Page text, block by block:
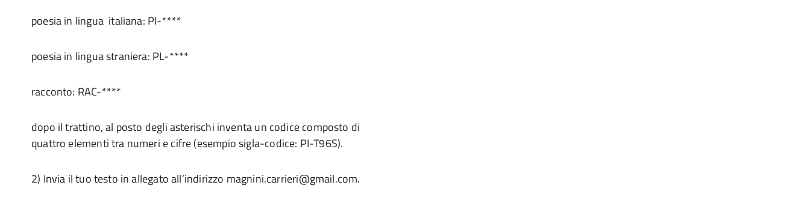
poesia in lingua italiana: PI-****
poesia in lingua straniera: PL-****
racconto: RAC-****
dopo il trattino, al posto degli asterischi inventa un codice composto di
quattro elementi tra numeri e cifre (esempio sigla-codice: PI-T96S).
2) Invia il tuo testo in allegato all’indirizzo magnini.carrieri@gmail.com.